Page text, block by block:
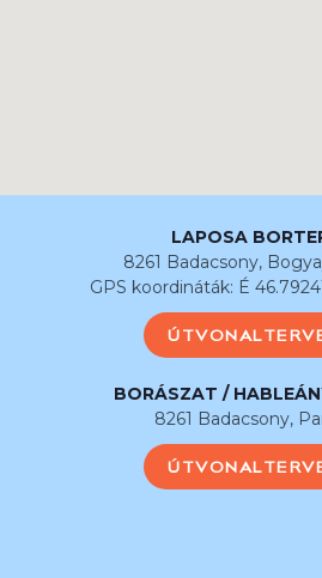
LAPOSA
8261 Badacsony,
GPS koordináták: É
BORÁSZAT /
8261 Badacsony,